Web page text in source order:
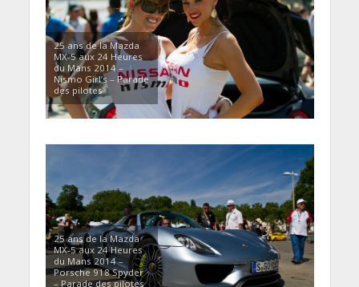
25 ans de la Mazda
MX-5 aux 24 Heures
du Mans 2014 –
Nismo Girl’s – Parade
des pilotes
25 ans de la Mazda
MX-5 aux 24 Heures
du Mans 2014 –
Porsche 918 Spyder
– Parade des pilotes